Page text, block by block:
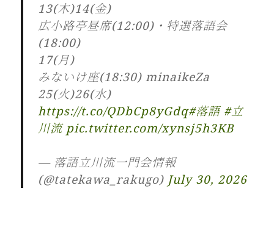
13(木)14(金)
広小路亭昼席(12:00)・特選落語会
(18:00)
17(月)
みないけ座(18:30) minaikeZa
25(火)26(水)
https://t.co/QDbCp8yGdq#落語 #立
川流 pic.twitter.com/xynsj5h3KB
— 落語立川流一門会情報
(@tatekawa_rakugo) July 30, 2026